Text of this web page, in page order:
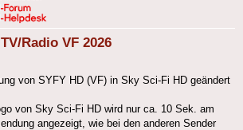
Radio VF 2026
von SYFY HD (VF) in Sky Sci-Fi HD geändert
von Sky Sci-Fi HD wird nur ca. 10 Sek. am
angezeigt, wie bei den anderen Sender